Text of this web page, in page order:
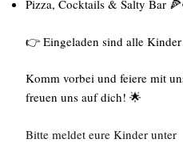
Pizza, Cocktails & Salty Bar
👉 Eingeladen sind alle Kinder
Komm vorbei und feiere mit
freuen uns auf dich! 🌟
Bitte meldet eure Kinder unter